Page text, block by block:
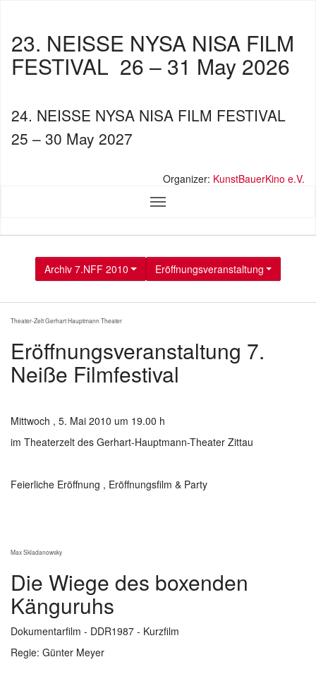
23. NEISSE NYSA NISA FILM
FESTIVAL 26 – 31 May 2026
24. NEISSE NYSA NISA FILM FESTIVAL
25 – 30 May 2027
Organizer: KunstBauerKino e.V.
Archiv 7.NFF 2010 Eröffnungsveranstaltung
Theater-Zelt Gerhart Hauptmann Theater
Eröffnungsveranstaltung 7.
Neiße Filmfestival
Mittwoch , 5. Mai 2010 um 19.00 h
im Theaterzelt des Gerhart-Hauptmann-Theater Zittau
Feierliche Eröffnung , Eröffnungsfilm & Party
Show larger version
Max Skladanowsky
Die Wiege des boxenden
Känguruhs
Dokumentarfilm - DDR1987 - Kurzfilm
Regie: Günter Meyer